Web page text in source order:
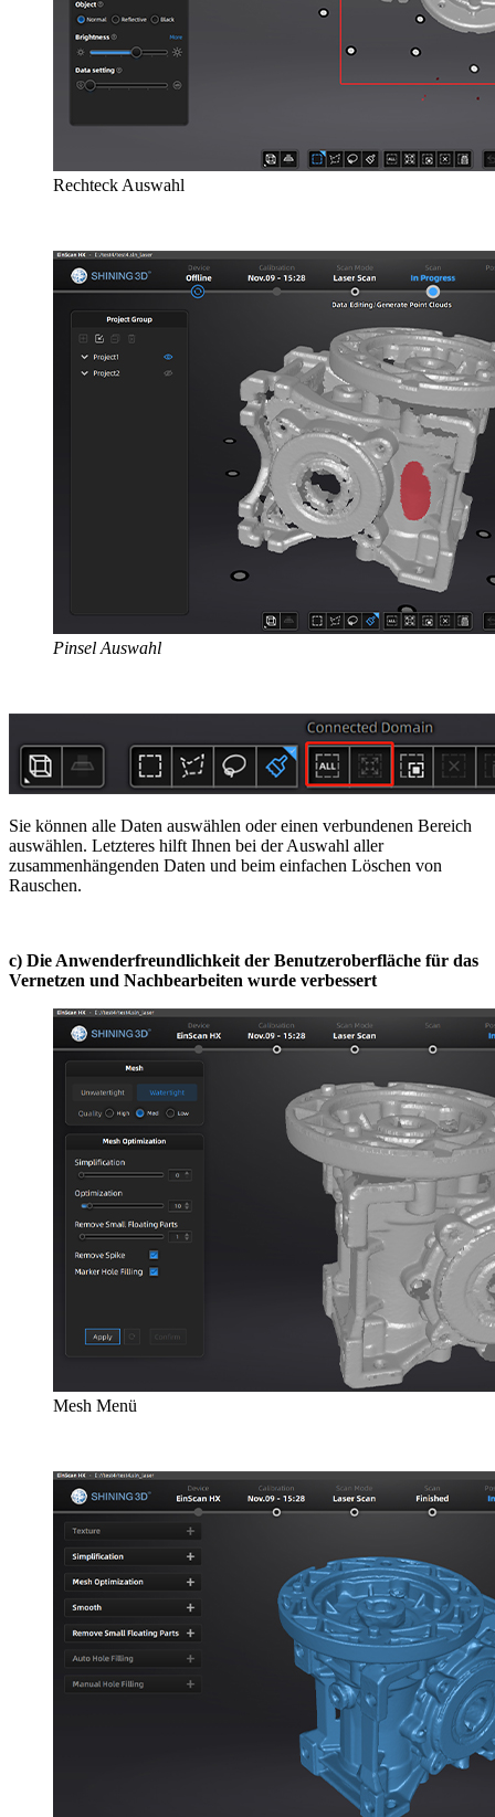
Rechteck Auswahl
Pinsel Auswahl
Sie können alle Daten auswählen oder einen verbundenen Bereich
auswählen. Letzteres hilft Ihnen bei der Auswahl aller
zusammenhängenden Daten und beim einfachen Löschen von
Rauschen.
c) Die Anwenderfreundlichkeit der Benutzeroberfläche für das
Vernetzen und Nachbearbeiten wurde verbessert
Mesh Menü